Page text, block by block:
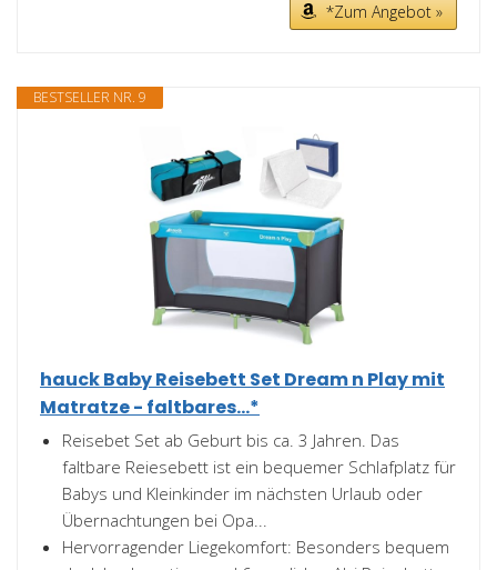
*Zum Angebot »
BESTSELLER NR. 9
hauck Baby Reisebett Set Dream n Play mit
Matratze - faltbares...*
Reisebet Set ab Geburt bis ca. 3 Jahren. Das
faltbare Reiesebett ist ein bequemer Schlafplatz für
Babys und Kleinkinder im nächsten Urlaub oder
Übernachtungen bei Opa...
Hervorragender Liegekomfort: Besonders bequem